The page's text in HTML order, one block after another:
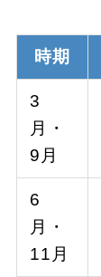
時期
3
月・
9月
6
月・
11月